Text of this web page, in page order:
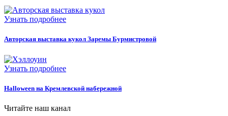
Узнать подробнее
Авторская выставка кукол Заремы Бурмистровой
Узнать подробнее
Halloween на Кремлевской набережной
Читайте наш канал